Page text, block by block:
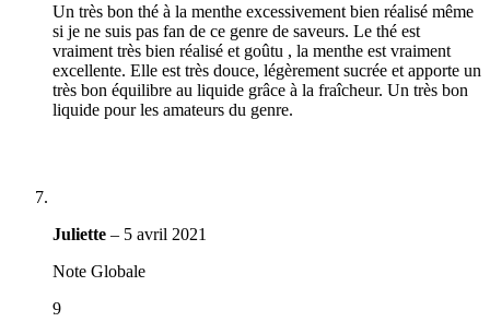
Un très bon thé à la menthe excessivement bien réalisé même
si je ne suis pas fan de ce genre de saveurs. Le thé est
vraiment très bien réalisé et goûtu , la menthe est vraiment
excellente. Elle est très douce, légèrement sucrée et apporte un
très bon équilibre au liquide grâce à la fraîcheur. Un très bon
liquide pour les amateurs du genre.
Juliette – 5 avril 2021
Note Globale
9